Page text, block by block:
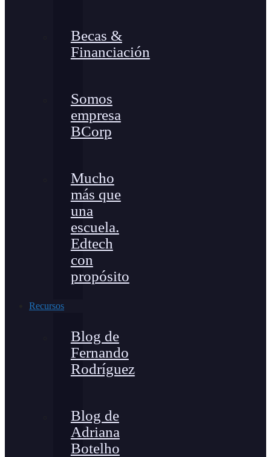
Becas &
Financiación
Somos
empresa
BCorp
Mucho
más que
una
escuela.
Edtech
con
propósito
Recursos
Blog de
Fernando
Rodríguez
Blog de
Adriana
Botelho